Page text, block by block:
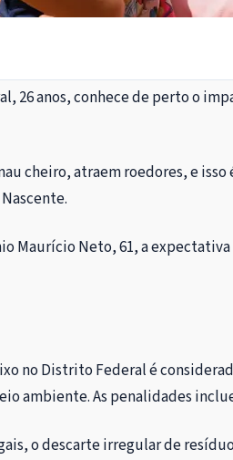
26 anos, conhece de perto o
cheiro, atraem roedores, e
Maurício Neto, 61, a
no Distrito Federal é
ambiente. As penalidades
o descarte irregular de